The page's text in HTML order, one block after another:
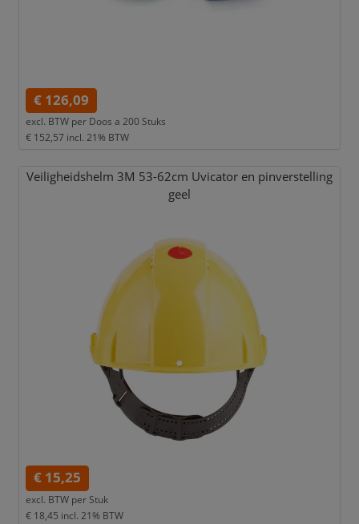
€ 126,09
excl. BTW per Doos a 200 Stuks
€ 152,57 incl. 21% BTW
Veiligheidshelm 3M 53-62cm Uvicator en pinverstelling
geel
€ 15,25
excl. BTW per Stuk
€ 18,45 incl. 21% BTW